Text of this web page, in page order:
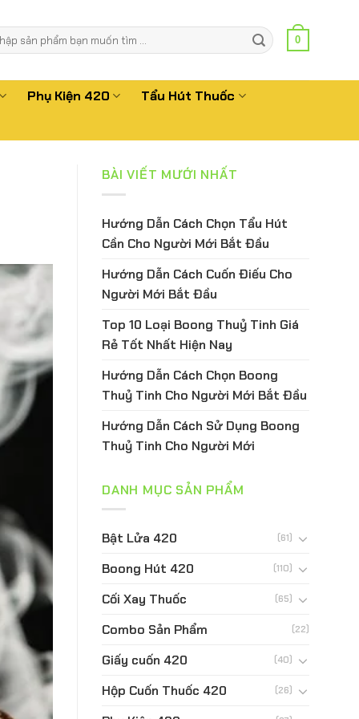
0
Phụ Kiện 420
Tẩu Hút Thuốc
BÀI VIẾT MƯỚI NHẤT
Hướng Dẫn Cách Chọn Tẩu Hút
Cần Cho Người Mới Bắt Đầu
Hướng Dẫn Cách Cuốn Điếu Cho
Người Mới Bắt Đầu
Top 10 Loại Boong Thuỷ Tinh Giá
Rẻ Tốt Nhất Hiện Nay
Hướng Dẫn Cách Chọn Boong
Thuỷ Tinh Cho Người Mới Bắt Đầu
Hướng Dẫn Cách Sử Dụng Boong
Thuỷ Tinh Cho Người Mới
DANH MỤC SẢN PHẨM
Bật Lửa 420 (61)
Boong Hút 420 (110)
Cối Xay Thuốc (65)
Combo Sản Phẩm (22)
Giấy cuốn 420 (40)
Hộp Cuốn Thuốc 420 (26)